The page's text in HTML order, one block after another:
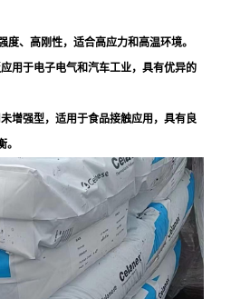
度、高刚性，适合高应力和高温环境。
应用于电子电气和汽车工业，具有优异的
未增强型，适用于食品接触应用，具有良
。